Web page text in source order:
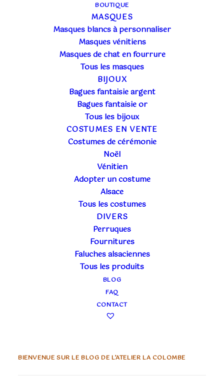
BOUTIQUE
MASQUES
Masques blancs à personnaliser
Masques vénitiens
Masques de chat en fourrure
Tous les masques
BIJOUX
Bagues fantaisie argent
Bagues fantaisie or
Tous les bijoux
COSTUMES EN VENTE
Costumes de cérémonie
Noël
Vénitien
Adopter un costume
Alsace
Tous les costumes
DIVERS
Perruques
Fournitures
Faluches alsaciennes
Tous les produits
BLOG
FAQ
CONTACT
ACTUALITÉ DE L'ATELIER
PETITES HISTOIRES DES COSTUMES EN
LES EXCEPTIONNELLES DE LA COLOMBE
BIENVENUE SUR LE BLOG DE L’ATELIER LA COLOMBE